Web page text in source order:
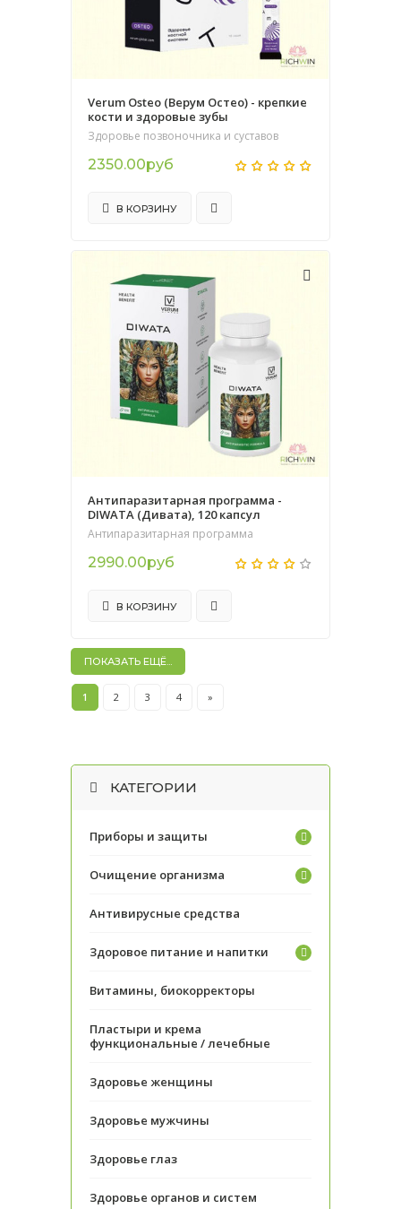
Verum Osteo (Верум Остео) - крепкие
кости и здоровые зубы
Здоровье позвоночника и суставов
2350.00руб
В КОРЗИНУ
Антипаразитарная программа -
DIWATA (Дивата), 120 капсул
Антипаразитарная программа
2990.00руб
В КОРЗИНУ
ПОКАЗАТЬ ЕЩЁ...
1 2 3 4 »
КАТЕГОРИИ
Приборы и защиты
Очищение организма
Антивирусные средства
Здоровое питание и напитки
Витамины, биокорректоры
Пластыри и крема
функциональные / лечебные
Здоровье женщины
Здоровье мужчины
Здоровье глаз
Здоровье органов и систем